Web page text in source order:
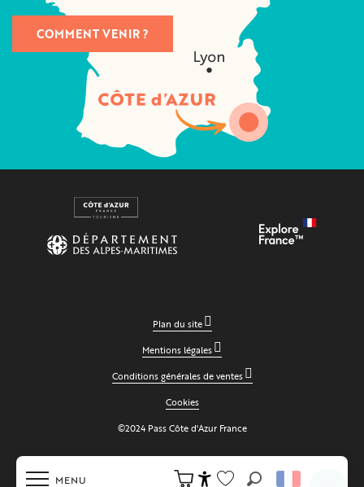
MENU
COMMENT VENIR ?
Plan du site
Mentions légales
Conditions générales de ventes
Cookies
©2024 Pass Côte d'Azur France